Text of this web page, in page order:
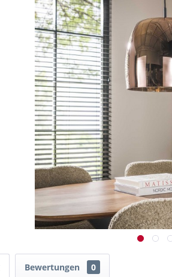
Bewertungen 0